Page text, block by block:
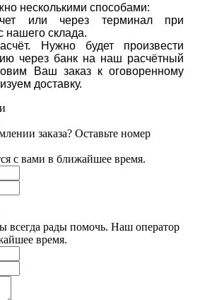
несколькими способами:
или через терминал при
нашего склада.
Нужно будет произвести
через банк на наш расчётный
Ваш заказ к оговоренному
доставку.
заказа? Оставьте номер
с вами в ближайшее время.
всегда рады помочь. Наш оператор
время.